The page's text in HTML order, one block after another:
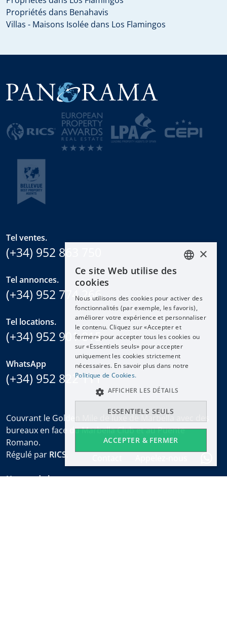
Propriétés dans Benahavis
Villas - Maisons Isolée dans Los Flamingos
Tel ventes.
(+34) 952 863 750
Tel annonces.
(+34) 952 774 266
Tel locations.
(+34) 952 901 015
WhatsApp
(+34) 952 822 111
Couvrant le Golden Mile de luxe de Marbella avec des
bureaux en face du Marbella Club et au Puente
Romano.
Régulé par RICS
Heures de bureau
ENGLISH
DEUTSCH
FRANÇAIS
NEDERLANDS
×
Ce site Web utilise des
cookies
Nous utilisons des cookies pour activer des
fonctionnalités (par exemple, les favoris),
améliorer votre expérience et personnaliser
le contenu. Cliquez sur «Accepter et
fermer» pour accepter tous les cookies ou
sur «Essentiels seuls» pour accepter
uniquement les cookies strictement
nécessaires. En savoir plus dans notre
Politique de Cookies.
ACCEPTER & FERMER
ESSENTIELS SEULS
AFFICHER LES DÉTAILS